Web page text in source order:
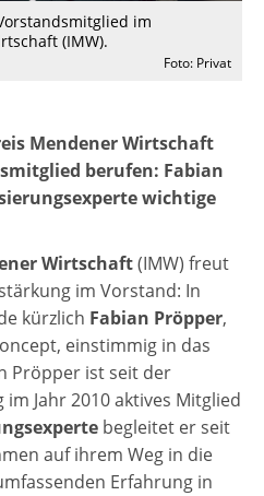
im
(IMW).
Foto: Privat
Mendener Wirtschaft
berufen: Fabian
wichtige
Wirtschaft(IMW) freut
im Vorstand: In
kürzlich Fabian Pröpper,
einstimmig in das
Pröpper ist seit der
Jahr 2010 aktives Mitglied
begleitet er seit
auf ihrem Weg in die
Erfahrung in